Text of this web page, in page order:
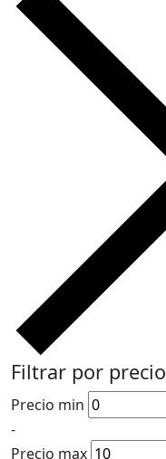
Filtrar por precio
Precio min
-
Precio max